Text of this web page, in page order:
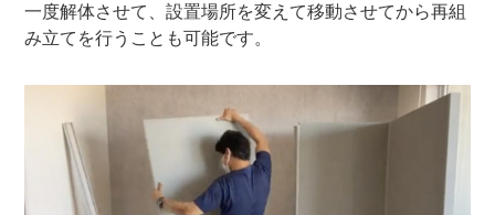
一度解体させて、設置場所を変えて移動させてから再組
み立てを行うことも可能です。